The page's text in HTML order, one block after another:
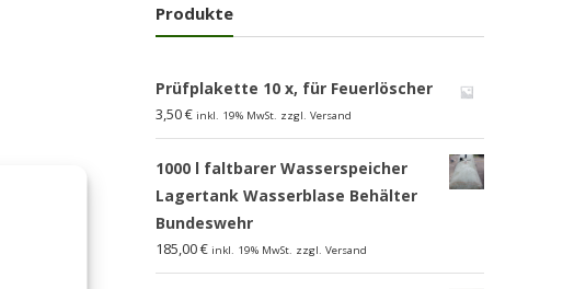
Produkte
Prüfplakette 10 x, für Feuerlöscher
3,50€ inkl. 19% MwSt. zzgl. Versand
1000 l faltbarer Wasserspeicher
Lagertank Wasserblase Behälter
Bundeswehr
185,00€ inkl. 19% MwSt. zzgl. Versand